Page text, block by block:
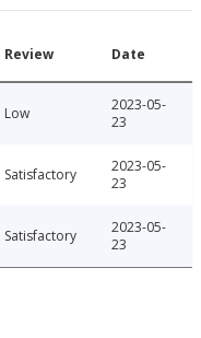
Review Date
Low
2023-05-
23
Satisfactory
2023-05-
23
Satisfactory
2023-05-
23